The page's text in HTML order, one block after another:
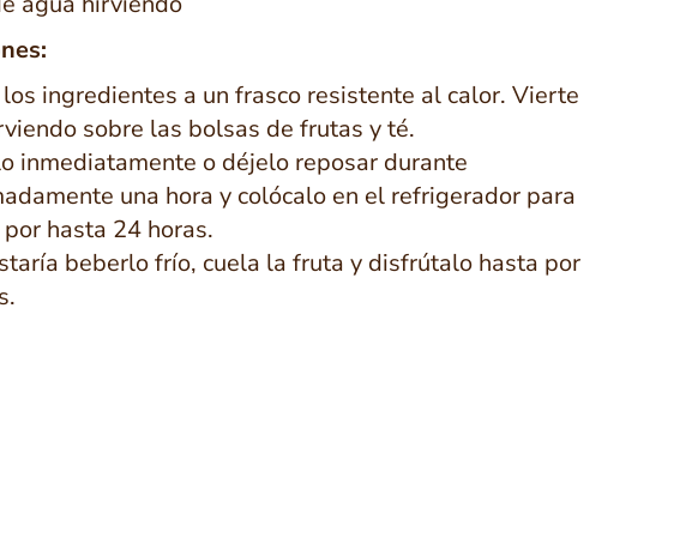
ingredientes a un frasco resistente al calor. Vierte
sobre las bolsas de frutas y té.
inmediatamente o déjelo reposar durante
una hora y colócalo en el refrigerador para
hasta 24 horas.
beberlo frío, cuela la fruta y disfrútalo hasta por